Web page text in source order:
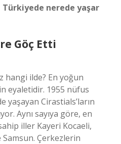
nerede yaşar
Göç Etti
hangi ilde? En yoğun
eyaletidir. 1955 nüfus
yaşayan Cirastials’ların
Aynı sayıya göre, en
iller Kayeri Kocaeli,
Çerkezlerin